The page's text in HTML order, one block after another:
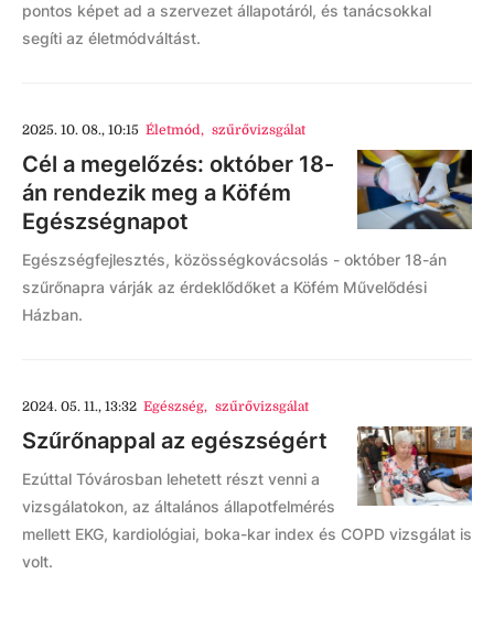
pontos képet ad a szervezet állapotáról, és tanácsokkal
segíti az életmódváltást.
2025. 10. 08., 10:15 Életmód, szűrővizsgálat
Cél a megelőzés: október 18-
án rendezik meg a Köfém
Egészségnapot
Egészségfejlesztés, közösségkovácsolás - október 18-án
szűrőnapra várják az érdeklődőket a Köfém Művelődési
Házban.
2024. 05. 11., 13:32 Egészség, szűrővizsgálat
Szűrőnappal az egészségért
Ezúttal Tóvárosban lehetett részt venni a
vizsgálatokon, az általános állapotfelmérés
mellett EKG, kardiológiai, boka-kar index és COPD vizsgálat is
volt.